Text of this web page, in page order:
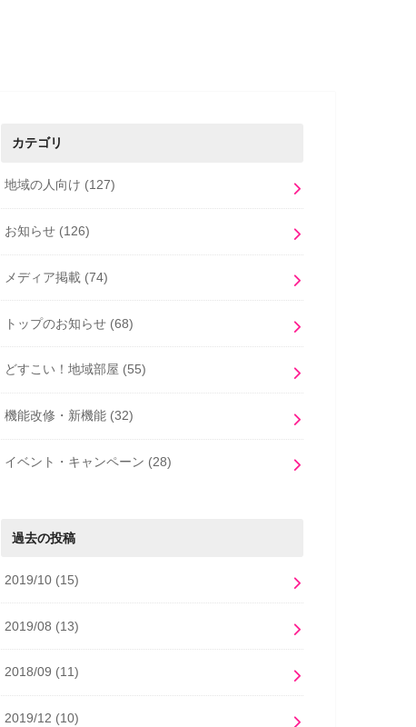
カテゴリ
地域の人向け (127)
お知らせ (126)
メディア掲載 (74)
トップのお知らせ (68)
どすこい！地域部屋 (55)
機能改修・新機能 (32)
イベント・キャンペーン (28)
過去の投稿
2019/10 (15)
2019/08 (13)
2018/09 (11)
2019/12 (10)